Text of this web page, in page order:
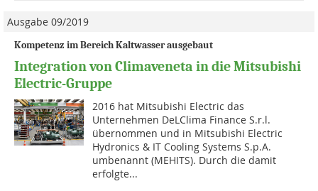
Ausgabe 09/2019
Kompetenz im Bereich Kaltwasser ausgebaut
Integration von Climaveneta in die Mitsubishi
Electric-Gruppe
2016 hat Mitsubishi Electric das
Unternehmen DeLClima Finance S.r.l.
übernommen und in Mitsubishi Electric
Hydronics & IT Cooling Systems S.p.A.
umbenannt (MEHITS). Durch die damit
erfolgte...